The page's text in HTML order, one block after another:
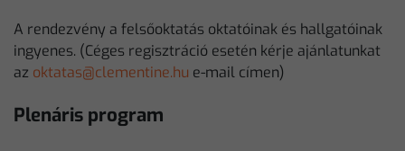
A rendezvény a felsőoktatás oktatóinak és hallgatóinak
ingyenes. (Céges regisztráció esetén kérje ajánlatunkat
az oktatas@clementine.hu e-mail címen)
Plenáris program